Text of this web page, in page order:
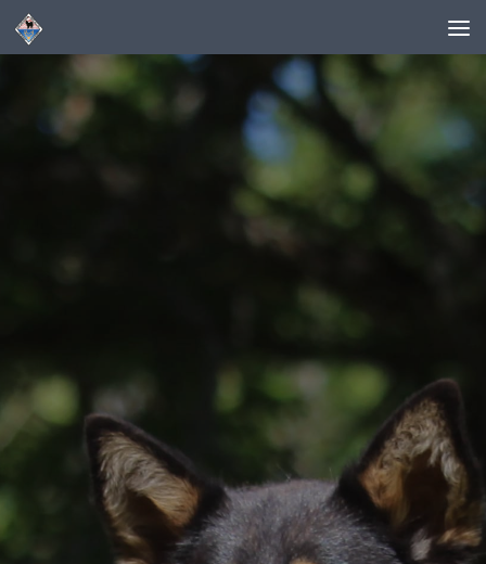
Skip to content